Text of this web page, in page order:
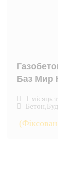
Баз Мир
1 місяць
Бетон,